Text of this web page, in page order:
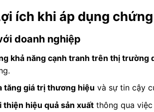
ích khi áp dụng
doanh nghiệp
khả năng cạnh tranh trên thị trường
tăng giá trị thương hiệu và sự tin cậy
thiện hiệu quả sản xuấtthông qua việc